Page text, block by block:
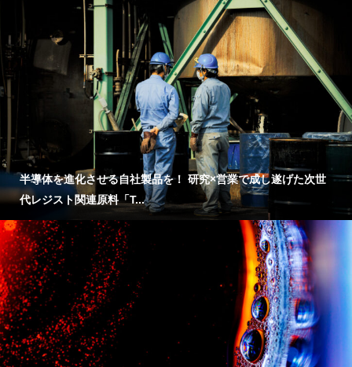
半導体を進化させる自社製品を！ 研究×営業で成し遂げた次世
代レジスト関連原料「T...